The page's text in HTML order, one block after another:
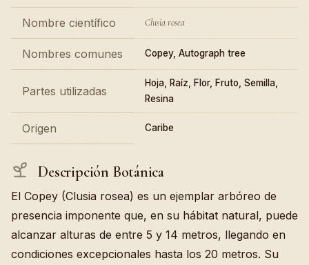
Nombre científico Clusia rosea
Nombres comunes Copey, Autograph tree
Partes utilizadas
Hoja, Raíz, Flor, Fruto, Semilla,
Resina
Origen Caribe
Descripción Botánica
El Copey (Clusia rosea) es un ejemplar arbóreo de
presencia imponente que, en su hábitat natural, puede
alcanzar alturas de entre 5 y 14 metros, llegando en
condiciones excepcionales hasta los 20 metros. Su